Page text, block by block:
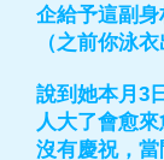
企給予這副身
（之前你泳
說到她本月3
人大了會愈
沒有慶祝，